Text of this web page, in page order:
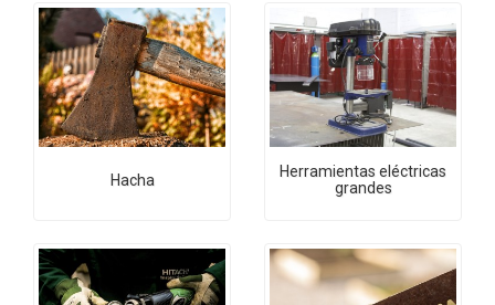
Hacha
Herramientas eléctricas
grandes